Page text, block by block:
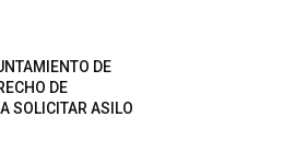
DE
DE
SOLICITAR ASILO